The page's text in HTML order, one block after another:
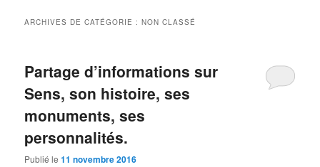
ARCHIVES DE CATÉGORIE :NON CLASSÉ
Partage d’informations sur
Sens, son histoire, ses
monuments, ses
personnalités.
Publié le11 novembre 2016